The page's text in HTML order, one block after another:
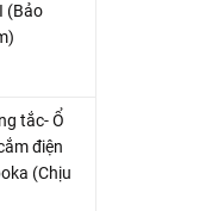
(Bảo
tắc- Ổ
điện
(Chịu